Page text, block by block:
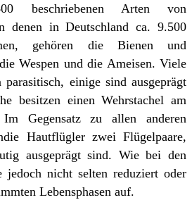
beschriebenen Arten von
denen in Deutschland ca. 9.500
gehören die Bienen und
Wespen und die Ameisen. Viele
einige sind ausgeprägt
besitzen einen Wehrstachel am
Im Gegensatz zu allen anderen
Hautflügler zwei Flügelpaare,
ausgeprägt sind. Wie bei den
jedoch nicht selten reduziert oder
Lebensphasen auf.